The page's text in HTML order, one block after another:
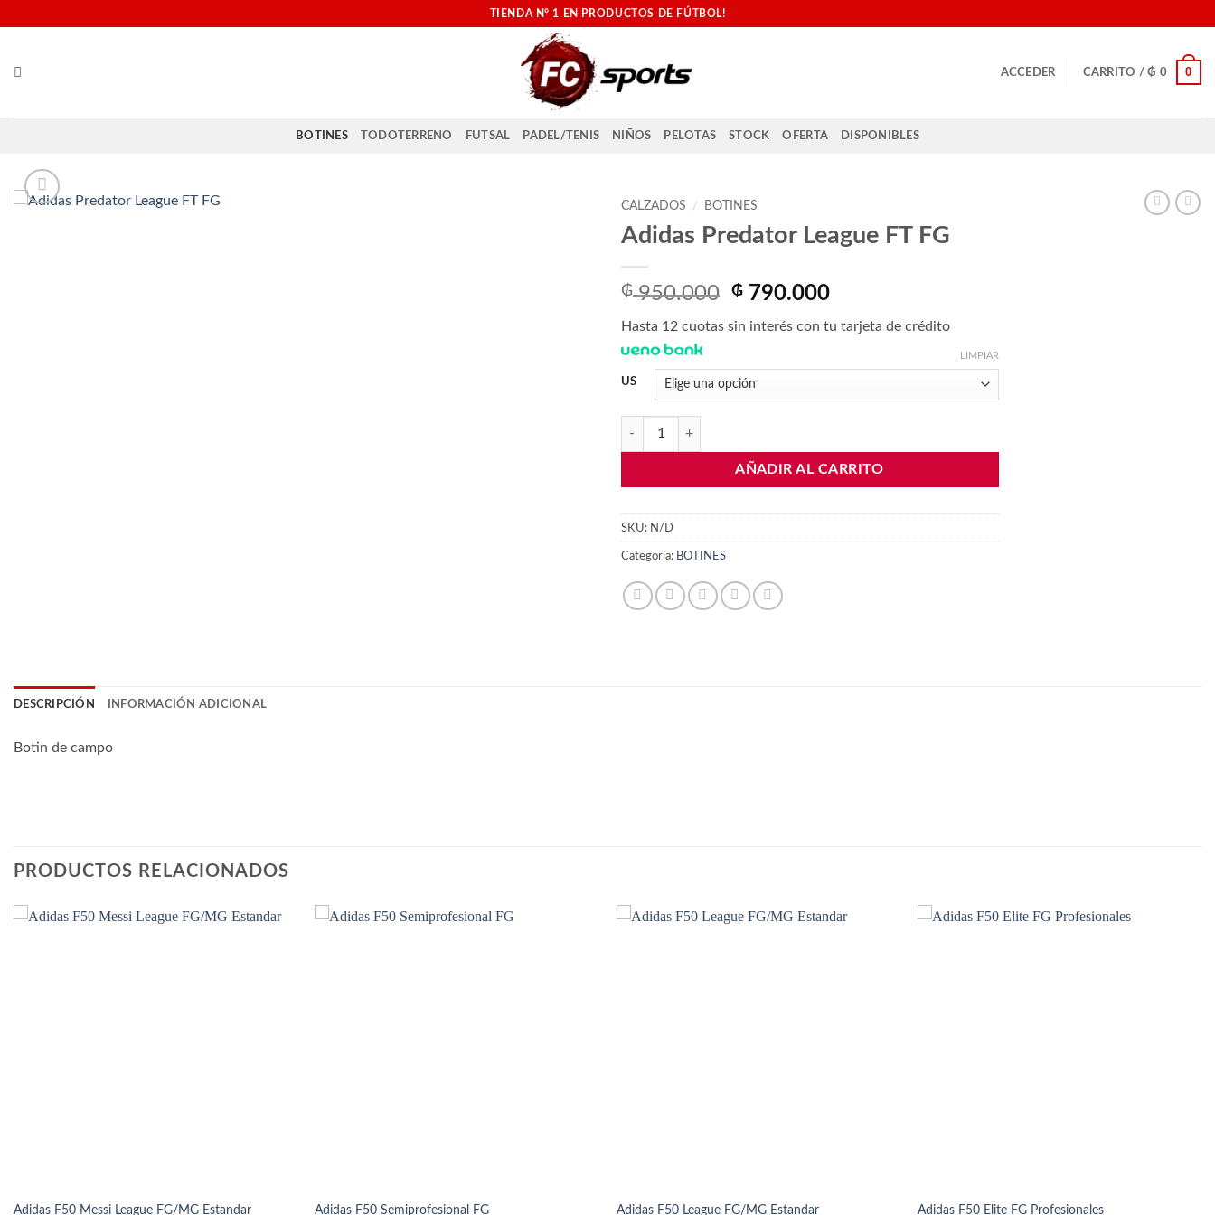
TIENDA N° 1 EN PRODUCTOS DE FÚTBOL!
ACCEDER CARRITO /₲ 0 0
BOTINES TODOTERRENO FUTSAL PADEL/TENIS NIÑOS PELOTAS STOCK OFERTA DISPONIBLES
CALZADOS / BOTINES
Adidas Predator League FT FG
₲950.000 El
original
₲ 950.000.
₲ 790.000El
actual
Hasta 12 cuotas sin interés con tu tarjeta de crédito
US
LIMPIAR
Adidas Predator League FT FG cantidad
AÑADIR AL CARRITO
SKU: N/D
Categoría: BOTINES
DESCRIPCIÓN INFORMACIÓN ADICIONAL
Botin de campo
PRODUCTOS RELACIONADOS
Adidas F50 Messi League FG/MG Estandar
Adidas F50 Semiprofesional FG
Adidas F50 League FG/MG Estandar
Adidas F50 Elite FG Profesionales